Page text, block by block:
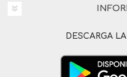
DESCARGA